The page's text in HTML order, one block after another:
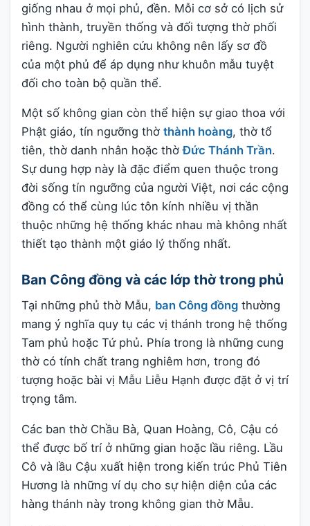
giống nhau ở mọi phủ, đền. Mỗi cơ sở có lịch sử
hình thành, truyền thống và đối tượng thờ phối
riêng. Người nghiên cứu không nên lấy sơ đồ
của một phủ để áp dụng như khuôn mẫu tuyệt
đối cho toàn bộ quần thể.
Một số không gian còn thể hiện sự giao thoa với
Phật giáo, tín ngưỡng thờ thành hoàng, thờ tổ
tiên, thờ danh nhân hoặc thờĐức Thánh Trần.
Sự dung hợp này là đặc điểm quen thuộc trong
đời sống tín ngưỡng của người Việt, nơi các cộng
đồng có thể cùng lúc tôn kính nhiều vị thần
thuộc những hệ thống khác nhau mà không nhất
thiết tạo thành một giáo lý thống nhất.
Ban Công đồng và các lớp thờ trong phủ
Tại những phủ thờ Mẫu, ban Công đồng thường
mang ý nghĩa quy tụ các vị thánh trong hệ thống
Tam phủ hoặc Tứ phủ. Phía trong là những cung
thờ có tính chất trang nghiêm hơn, trong đó
tượng hoặc bài vị Mẫu Liễu Hạnh được đặt ở vị trí
trọng tâm.
Các ban thờ Chầu Bà, Quan Hoàng, Cô, Cậu có
thể được bố trí ở những gian hoặc lầu riêng. Lầu
Cô và lầu Cậu xuất hiện trong kiến trúc Phủ Tiên
Hương là những ví dụ cho sự hiện diện của các
hàng thánh này trong không gian thờ Mẫu.